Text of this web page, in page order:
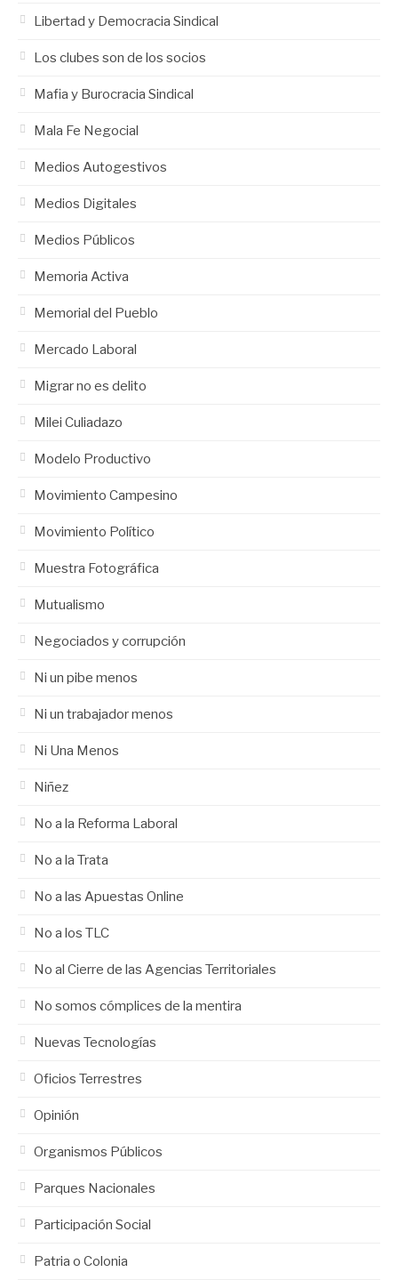
Libertad y Democracia Sindical
Los clubes son de los socios
Mafia y Burocracia Sindical
Mala Fe Negocial
Medios Autogestivos
Medios Digitales
Medios Públicos
Memoria Activa
Memorial del Pueblo
Mercado Laboral
Migrar no es delito
Milei Culiadazo
Modelo Productivo
Movimiento Campesino
Movimiento Político
Muestra Fotográfica
Mutualismo
Negociados y corrupción
Ni un pibe menos
Ni un trabajador menos
Ni Una Menos
Niñez
No a la Reforma Laboral
No a la Trata
No a las Apuestas Online
No a los TLC
No al Cierre de las Agencias Territoriales
No somos cómplices de la mentira
Nuevas Tecnologías
Oficios Terrestres
Opinión
Organismos Públicos
Parques Nacionales
Participación Social
Patria o Colonia